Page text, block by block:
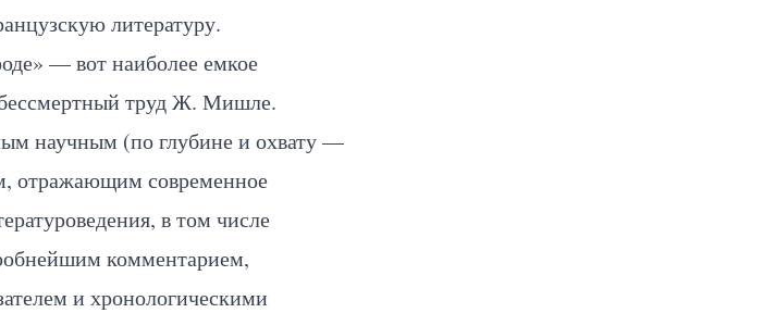
литературу.
— вот наиболее емкое
труд Ж. Мишле.
научным (по глубине и охвату —
отражающим современное
в том числе
комментарием,
и хронологическими